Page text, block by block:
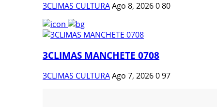
3CLIMAS CULTURAAgo 8, 2026080
3CLIMAS MANCHETE 0708
3CLIMAS CULTURAAgo 7, 2026097